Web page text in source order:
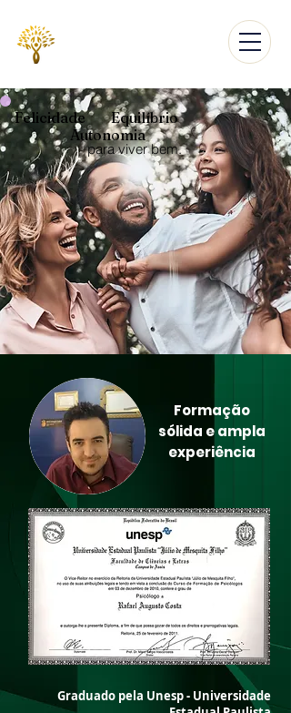
Felicidade Equilíbrio
Autonomia
para viver bem.
Formação
sólida e ampla
experiência
Graduado pela Unesp - Universidade